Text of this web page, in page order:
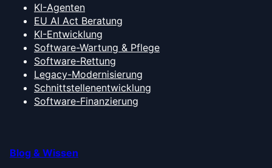
KI-Agenten
EU AI Act Beratung
KI-Entwicklung
Software-Wartung & Pflege
Software-Rettung
Legacy-Modernisierung
Schnittstellenentwicklung
Software-Finanzierung
Blog & Wissen